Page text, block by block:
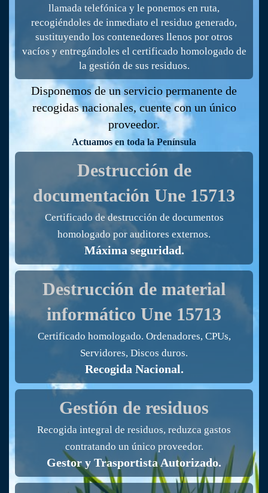
llamada telefónica y le ponemos en ruta,
recogiéndoles de inmediato el residuo generado,
sustituyendo los contenedores llenos por otros
vacíos y entregándoles el certificado homologado de
la gestión de sus residuos.
Disponemos de un servicio permanente de
recogidas nacionales, cuente con un único
proveedor.
Actuamos en toda la Península
Destrucción de
documentación Une 15713
Certificado de destrucción de documentos
homologado por auditores externos.
Máxima seguridad.
Destrucción de material
informático Une 15713
Certificado homologado. Ordenadores, CPUs,
Servidores, Discos duros.
Recogida Nacional.
Gestión de residuos
Recogida integral de residuos, reduzca gastos
contratando un único proveedor.
Gestor y Trasportista Autorizado.